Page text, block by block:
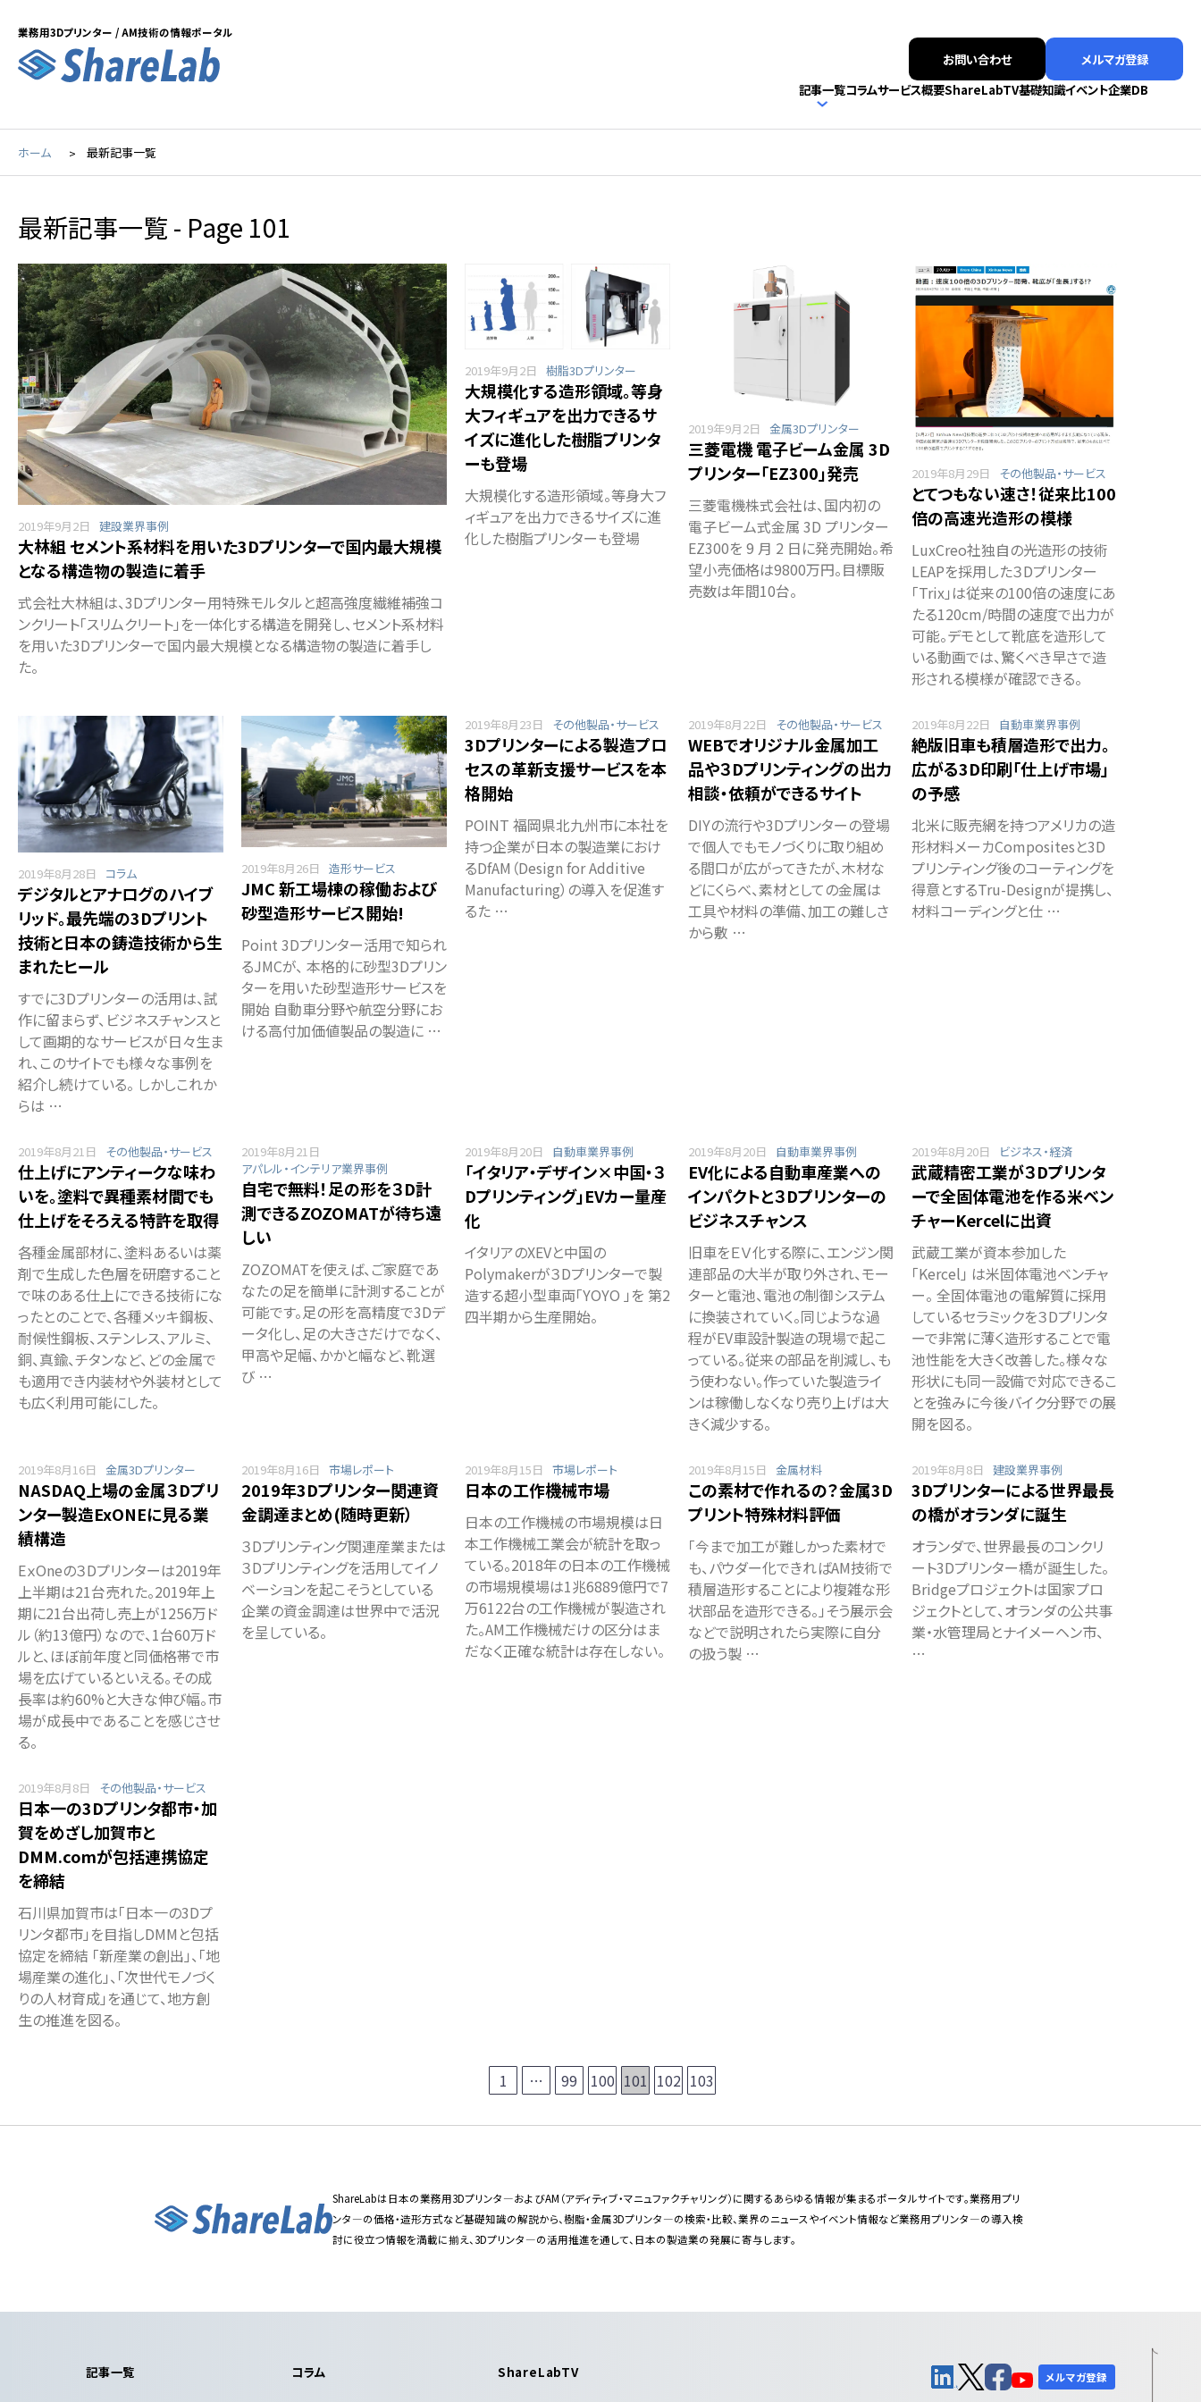
業務用3Dプリンター / AM技術の情報ポータル
お問い合わせ
メルマガ登録
記事一覧コラムサービス概要ShareLabTV基礎知識イベント企業DB
ホーム 最新記事一覧
最新記事一覧 - Page 101
2019年9月2日 建設業界事例
大林組 セメント系材料を用いた3Dプリンターで国内最大規模
となる構造物の製造に着手
式会社大林組は、3Dプリンター用特殊モルタルと超高強度繊維補強コ
ンクリート「スリムクリート」を一体化する構造を開発し、セメント系材料
を用いた3Dプリンターで国内最大規模となる構造物の製造に着手し
た。
2019年9月2日 樹脂3Dプリンター
大規模化する造形領域。等身
大フィギュアを出力できるサ
イズに進化した樹脂プリンタ
ーも登場
大規模化する造形領域。等身大フ
ィギュアを出力できるサイズに進
化した樹脂プリンターも登場
2019年9月2日 金属3Dプリンター
三菱電機 電子ビーム金属 3D
プリンター「EZ300」発売
三菱電機株式会社は、国内初の
電子ビーム式金属 3D プリンター
EZ300を 9 月 2 日に発売開始。希
望小売価格は9800万円。目標販
売数は年間10台。
2019年8月29日 その他製品・サービス
とてつもない速さ！従来比100
倍の高速光造形の模様
LuxCreo社独自の光造形の技術
LEAPを採用した３Dプリンター
「Trix」は従来の100倍の速度にあ
たる120cm/時間の速度で出力が
可能。デモとして靴底を造形して
いる動画では、驚くべき早さで造
形される模様が確認できる。
2019年8月28日 コラム
デジタルとアナログのハイブ
リッド。最先端の3Dプリント
技術と日本の鋳造技術から生
まれたヒール
すでに3Dプリンターの活用は、試
作に留まらず、ビジネスチャンスと
して画期的なサービスが日々生ま
れ、このサイトでも様々な事例を
紹介し続けている。 しかしこれか
らは …
2019年8月26日 造形サービス
JMC 新工場棟の稼働および
砂型造形サービス開始!
Point 3Dプリンター活用で知られ
るJMCが、 本格的に砂型3Dプリン
ターを用いた砂型造形サービスを
開始 自動車分野や航空分野にお
ける高付加価値製品の製造に …
2019年8月23日 その他製品・サービス
3Dプリンターによる製造プロ
セスの革新支援サービスを本
格開始
POINT 福岡県北九州市に本社を
持つ企業が日本の製造業におけ
るDfAM（Design for Additive
Manufacturing）の導入を促進す
るた …
2019年8月22日 その他製品・サービス
WEBでオリジナル金属加工
品や３Dプリンティングの出力
相談・依頼ができるサイト
DIYの流行や3Dプリンターの登場
で個人でもモノづくりに取り組め
る間口が広がってきたが、木材な
どにくらべ、素材としての金属は
工具や材料の準備、加工の難しさ
から敷 …
2019年8月22日 自動車業界事例
絶版旧車も積層造形で出力。
広がる3D印刷「仕上げ市場」
の予感
北米に販売網を持つアメリカの造
形材料メーカCompositesと3D
プリンティング後のコーティングを
得意とするTru-Designが提携し、
材料コーディングと仕 …
2019年8月21日 その他製品・サービス
仕上げにアンティークな味わ
いを。塗料で異種素材間でも
仕上げをそろえる特許を取得
各種金属部材に、塗料あるいは薬
剤で生成した色層を研磨すること
で味のある仕上にできる技術にな
ったとのことで、各種メッキ鋼板、
耐候性鋼板、ステンレス、アルミ、
銅、真鍮、チタンなど、どの金属で
も適用でき内装材や外装材として
も広く利用可能にした。
2019年8月21日
アパレル・インテリア業界事例
自宅で無料！足の形を３D計
測できるZOZOMATが待ち遠
しい
ZOZOMATを使えば、ご家庭であ
なたの足を簡単に計測することが
可能です。足の形を高精度で3Dデ
ータ化し、足の大きさだけでなく、
甲高や足幅、かかと幅など、靴選
び …
2019年8月20日 自動車業界事例
「イタリア・デザイン×中国・３
Dプリンティング」EVカー量産
化
イタリアのXEVと中国の
Polymakerが３Dプリンターで製
造する超小型車両「YOYO 」を 第2
四半期から生産開始。
2019年8月20日 自動車業界事例
EV化による自動車産業への
インパクトと３Dプリンターの
ビジネスチャンス
旧車をＥＶ化する際に、エンジン関
連部品の大半が取り外され、モー
ターと電池、電池の制御システム
に換装されていく。同じような過
程がEV車設計製造の現場で起こ
っている。従来の部品を削減し、も
う使わない。作っていた製造ライ
ンは稼働しなくなり売り上げは大
きく減少する。
2019年8月20日 ビジネス・経済
武蔵精密工業が３Dプリンタ
ーで全固体電池を作る米ベン
チャーKercelに出資
武蔵工業が資本参加した
「Kercel」 は米固体電池ベンチャ
ー。 全固体電池の電解質に採用
しているセラミックを３Dプリンタ
ーで非常に薄く造形することで電
池性能を大きく改善した。様々な
形状にも同一設備で対応できるこ
とを強みに今後バイク分野での展
開を図る。
2019年8月16日 金属3Dプリンター
NASDAQ上場の金属３Dプリ
ンター製造ExONEに見る業
績構造
EｘOneの３Dプリンターは2019年
上半期は21台売れた。2019年上
期に21台出荷し売上が1256万ド
ル（約13億円）なので、1台60万ド
ルと、ほぼ前年度と同価格帯で市
場を広げているといえる。その成
長率は約60%と大きな伸び幅。市
場が成長中であることを感じさせ
る。
2019年8月16日 市場レポート
2019年3Dプリンター関連資
金調達まとめ(随時更新）
３Dプリンティング関連産業または
３Dプリンティングを活用してイノ
ベーションを起こそうとしている
企業の資金調達は世界中で活況
を呈している。
2019年8月15日 市場レポート
日本の工作機械市場
日本の工作機械の市場規模は日
本工作機械工業会が統計を取っ
ている。2018年の日本の工作機械
の市場規模場は1兆6889億円で7
万6122台の工作機械が製造され
た。AM工作機械だけの区分はま
だなく正確な統計は存在しない。
2019年8月15日 金属材料
この素材で作れるの？金属3D
プリント特殊材料評価
「今まで加工が難しかった素材で
も、パウダー化できればAM技術で
積層造形することにより複雑な形
状部品を造形できる。」そう展示会
などで説明されたら実際に自分
の扱う製 …
2019年8月8日 建設業界事例
3Dプリンターによる世界最長
の橋がオランダに誕生
オランダで、世界最長のコンクリ
ート3Dプリンター橋が誕生した。
Bridgeプロジェクトは国家プロ
ジェクトとして、オランダの公共事
業・水管理局とナイメーヘン市、
…
2019年8月8日 その他製品・サービス
日本一の3Dプリンタ都市・加
賀をめざし加賀市と
DMM.comが包括連携協定
を締結
石川県加賀市は「日本一の3Dプ
リンタ都市」を目指しDMMと包括
協定を締結 「新産業の創出」、「地
場産業の進化」、「次世代モノづく
りの人材育成」を通じて、地方創
生の推進を図る。
1 … 99 100 101 102 103
ShareLabは日本の業務用3Dプリンタ―およびAM（アディティブ・マニュファクチャリング）に関するあらゆる情報が集まるポータルサイトです。業務用プリ
ンタ―の価格・造形方式など基礎知識の解説から、樹脂・金属3Dプリンタ―の検索・比較、業界のニュースやイベント情報など業務用プリンタ―の導入検
討に役立つ情報を満載に揃え、3Dプリンタ―の活用推進を通して、日本の製造業の発展に寄与します。
記事一覧 コラム ShareLabTV メルマガ登録